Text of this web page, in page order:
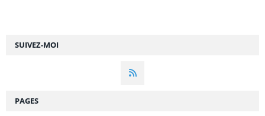
SUIVEZ-MOI
PAGES